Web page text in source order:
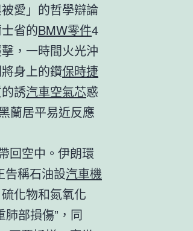
愛」的哲學辯論
省的BMW零件4
，一時間火光沖
身上的鑽保時捷
誘汽車空氣芯惑
蘭居平易近反應
回空中。伊朗環
告稱石油設汽車機
化物和氮氧化
部損傷”，同